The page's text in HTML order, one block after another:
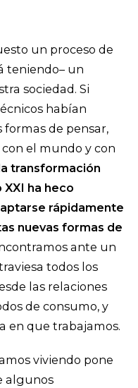
un proceso de
teniendo– un
sociedad. Si
habían
de pensar,
el mundo y con
transformación
ha heco
rápidamente
nuevas formas de
ante un
todos los
las relaciones
de consumo, y
en que trabajamos.
viviendo pone
algunos